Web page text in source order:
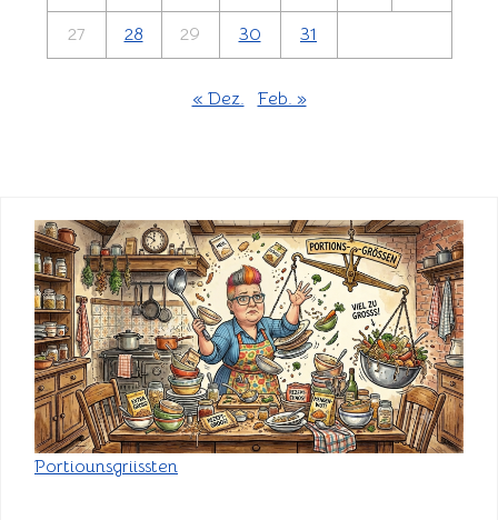
27 28 29 30 31
« Dez. Feb. »
Portiounsgriissten